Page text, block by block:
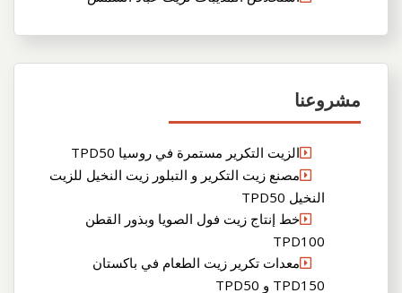
مشروعنا
الزيت التكرير مستمرة في روسيا TPD50
مصنع زيت التكرير و التبلور زيت النخيل للزيت
النخيل TPD50
خط إنتاج زيت فول الصويا وبذور القطن
TPD100
معدات تكرير زيت الطعام في باكستان
TPD150 و TPD50